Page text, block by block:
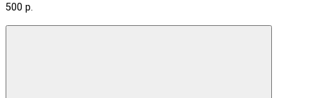
500 р.